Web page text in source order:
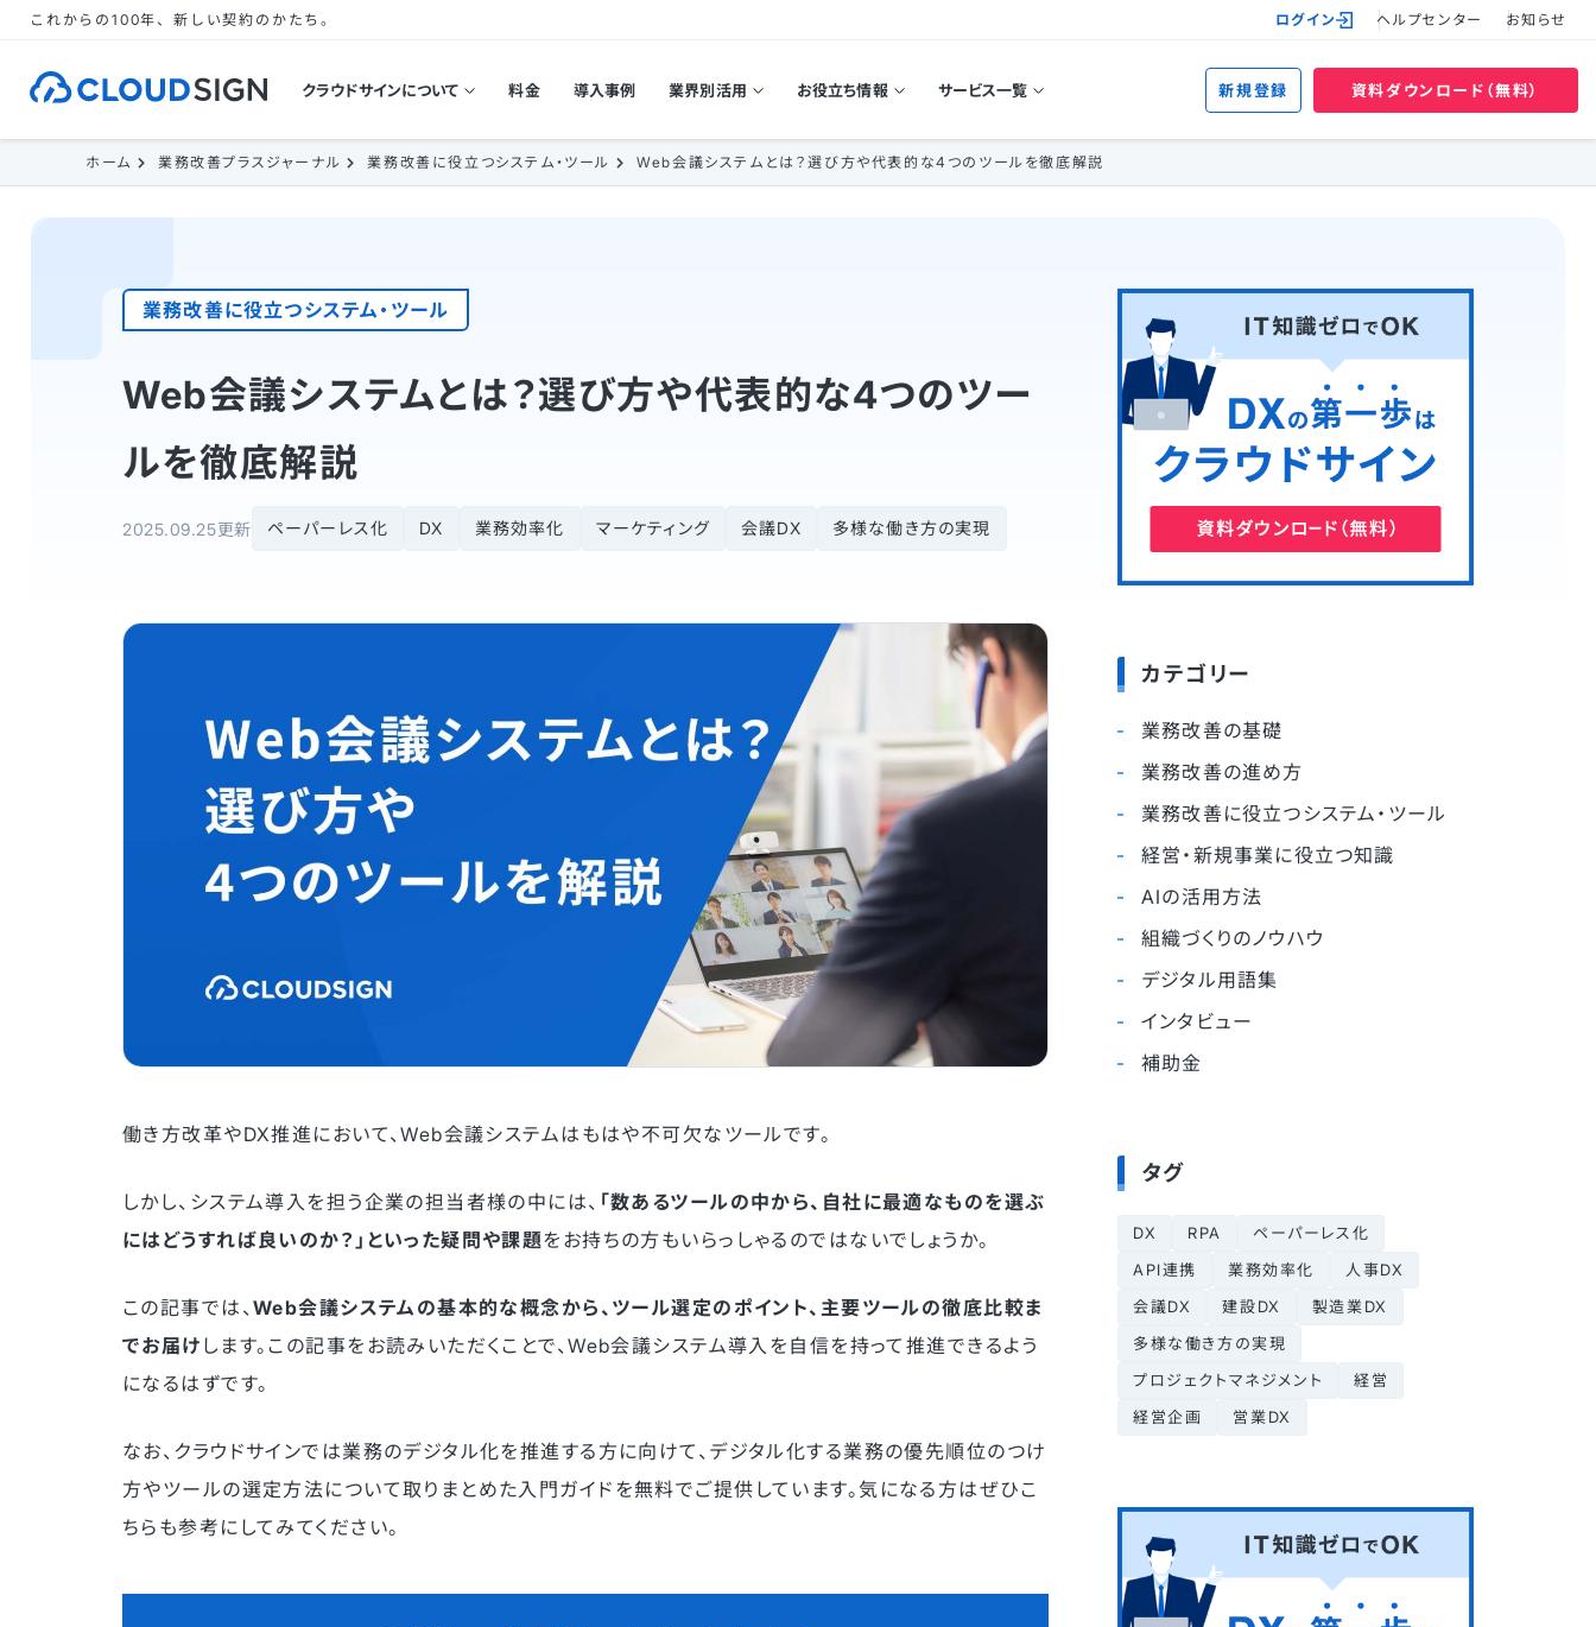
これからの100年、新しい契約のかたち。 ログイン ヘルプセンター お知らせ
クラウドサインについて 料金 導入事例 業界別活用 お役立ち情報 サービス一覧 新規登録 資料ダウンロード（無料）
ホーム 業務改善プラスジャーナル 業務改善に役立つシステム・ツール Web会議システムとは？選び方や代表的な4つのツールを徹底解説
業務改善に役立つシステム・ツール
Web会議システムとは？選び方や代表的な4つのツー
ルを徹底解説
2025.09.25更新 ペーパーレス化 DX 業務効率化 マーケティング 会議DX 多様な働き方の実現
働き方改革やDX推進において、Web会議システムはもはや不可欠なツールです。
しかし、システム導入を担う企業の担当者様の中には、 「数あるツールの中から、自社に最適なものを選ぶ
にはどうすれば良いのか？」といった疑問や課題をお持ちの方もいらっしゃるのではないでしょうか。
この記事では、Web会議システムの基本的な概念から、ツール選定のポイント、主要ツールの徹底比較ま
でお届け します。この記事をお読みいただくことで、Web会議システム導入を自信を持って推進できるよう
になるはずです。
なお、クラウドサインでは業務のデジタル化を推進する方に向けて、デジタル化する業務の優先順位のつけ
方やツールの選定方法について取りまとめた入門ガイドを無料でご提供しています。気になる方はぜひこ
ちらも参考にしてみてください。
カテゴリー
業務改善の基礎
業務改善の進め方
業務改善に役立つシステム・ツール
経営・新規事業に役立つ知識
AIの活用方法
組織づくりのノウハウ
デジタル用語集
インタビュー
補助金
タグ
DX RPA
ペーパーレス化
API連携
業務効率化
人事DX
会議DX
建設DX
製造業DX
多様な働き方の実現
プロジェクトマネジメント
経営
経営企画
営業DX